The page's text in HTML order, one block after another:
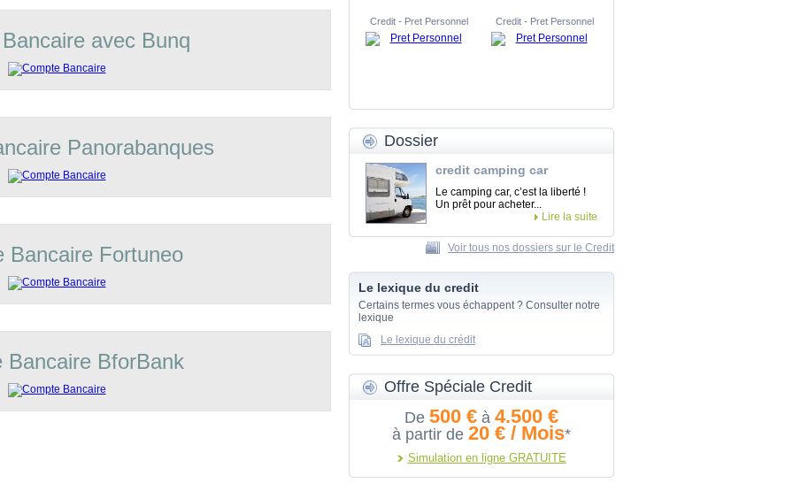
avec Bunq
Panorabanques
Bancaire Fortuneo
Bancaire BforBank
Credit - Pret Personnel Credit - Pret Personnel
Dossier
credit camping car
Le camping car, c’est la liberté !
Un prêt pour acheter...
Lire la suite
Voir tous nos dossiers sur le Credit
Le lexique du credit
Certains termes vous échappent ? Consulter notre
lexique
Le lexique du crédit
Offre Spéciale Credit
De 500 € à 4.500 €
à partir de 20 € / Mois*
Simulation en ligne GRATUITE